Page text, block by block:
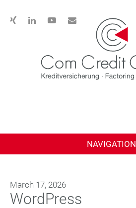
NAVIGATION
March 17, 2026
WordPress